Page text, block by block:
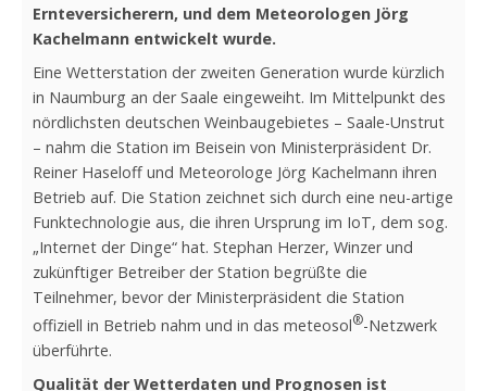
Ernteversicherern, und dem Meteorologen Jörg
Kachelmann entwickelt wurde.
Eine Wetterstation der zweiten Generation wurde kürzlich
in Naumburg an der Saale eingeweiht. Im Mittelpunkt des
nördlichsten deutschen Weinbaugebietes – Saale-Unstrut
– nahm die Station im Beisein von Ministerpräsident Dr.
Reiner Haseloff und Meteorologe Jörg Kachelmann ihren
Betrieb auf. Die Station zeichnet sich durch eine neu-artige
Funktechnologie aus, die ihren Ursprung im IoT, dem sog.
„Internet der Dinge“ hat. Stephan Herzer, Winzer und
zukünftiger Betreiber der Station begrüßte die
Teilnehmer, bevor der Ministerpräsident die Station
offiziell in Betrieb nahm und in das meteosol®-Netzwerk
überführte.
Qualität der Wetterdaten und Prognosen ist